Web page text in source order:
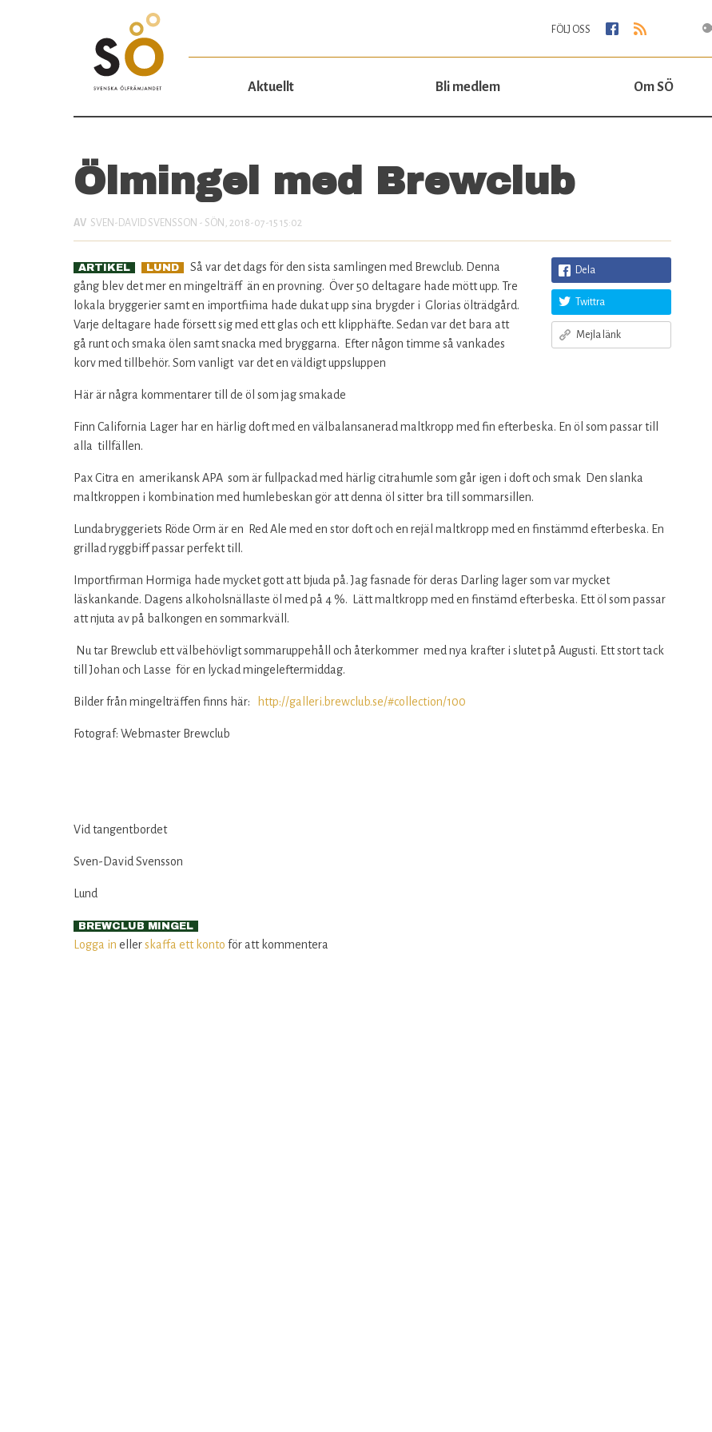
FÖLJ OSS
Aktuellt Bli medlem Om SÖ
Ölmingel med Brewclub
SVEN-DAVID SVENSSON - SÖN, 2018-07-15 15:02
ARTIKEL LUND Dela
Twittra
Mejla länk
Så var det dags för den sista samlingen med Brewclub. Denna
gång blev det mer en mingelträff än en provning. Över 50 deltagare hade mött upp. Tre
lokala bryggerier samt en importfiima hade dukat upp sina brygder i Glorias ölträdgård.
Varje deltagare hade försett sig med ett glas och ett klipphäfte. Sedan var det bara att
gå runt och smaka ölen samt snacka med bryggarna. Efter någon timme så vankades
korv med tillbehör. Som vanligt var det en väldigt uppsluppen
Här är några kommentarer till de öl som jag smakade
Finn California Lager har en härlig doft med en välbalansanerad maltkropp med fin efterbeska. En öl som passar till
alla tillfällen.
Pax Citra en amerikansk APA som är fullpackad med härlig citrahumle som går igen i doft och smak Den slanka
maltkroppen i kombination med humlebeskan gör att denna öl sitter bra till sommarsillen.
Lundabryggeriets Röde Orm är en Red Ale med en stor doft och en rejäl maltkropp med en finstämmd efterbeska. En
grillad ryggbiff passar perfekt till.
Importfirman Hormiga hade mycket gott att bjuda på. Jag fasnade för deras Darling lager som var mycket
läskankande. Dagens alkoholsnällaste öl med på 4 %. Lätt maltkropp med en finstämd efterbeska. Ett öl som passar
att njuta av på balkongen en sommarkväll.
Nu tar Brewclub ett välbehövligt sommaruppehåll och återkommer med nya krafter i slutet på Augusti. Ett stort tack
till Johan och Lasse för en lyckad mingeleftermiddag.
Bilder från mingelträffen finns här: http://galleri.brewclub.se/#collection/100
Fotograf: Webmaster Brewclub
Vid tangentbordet
Sven-David Svensson
Lund
BREWCLUB MINGEL
Logga in ellerskaffa ett konto för att kommentera